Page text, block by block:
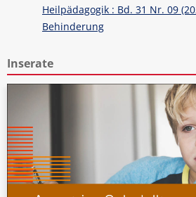
Heilpädagogik : Bd. 31 Nr. 09
Behinderung
Inserate